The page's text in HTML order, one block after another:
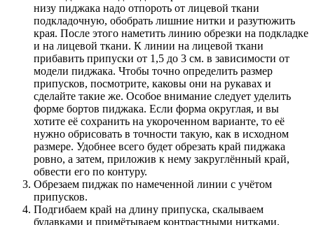
низу пиджака надо отпороть от лицевой ткани
подкладочную, обобрать лишние нитки и разутюжить
края. После этого наметить линию обрезки на подкладке
и на лицевой ткани. К линии на лицевой ткани
прибавить припуски от 1,5 до 3 см. в зависимости от
модели пиджака. Чтобы точно определить размер
припусков, посмотрите, каковы они на рукавах и
сделайте такие же. Особое внимание следует уделить
форме бортов пиджака. Если форма округлая, и вы
хотите её сохранить на укороченном варианте, то её
нужно обрисовать в точности такую, как в исходном
размере. Удобнее всего будет обрезать край пиджака
ровно, а затем, приложив к нему закруглённый край,
обвести его по контуру.
Обрезаем пиджак по намеченной линии с учётом
припусков.
Подгибаем край на длину припуска, скалываем
булавками и примётываем контрастными нитками.